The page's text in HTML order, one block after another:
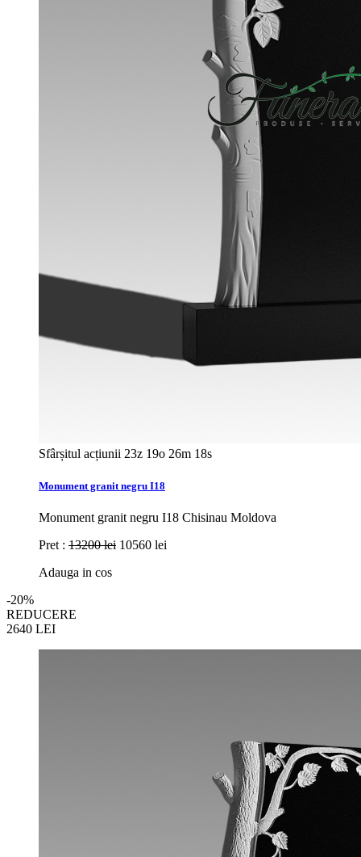
Sfârșitul acțiunii 23z 19o 26m 16s
Monument granit negru I18
Monument granit negru I18 Chisinau Moldova
Pret : 13200 lei 10560 lei
Adauga in cos
-20%
REDUCERE
2640 LEI